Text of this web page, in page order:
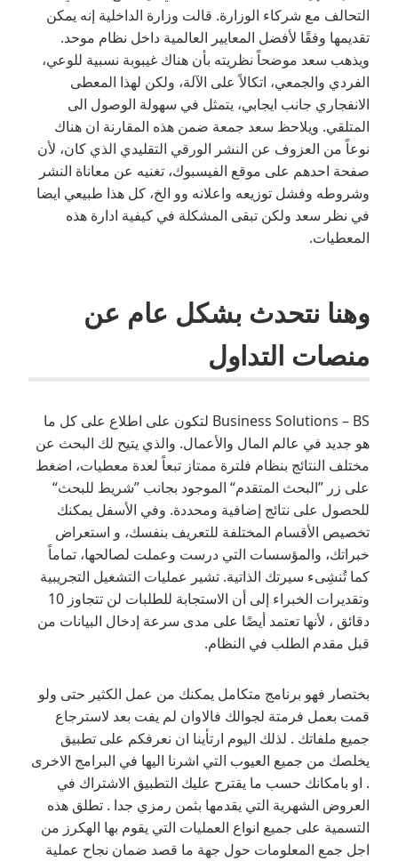
التحالف مع شركاء الوزارة. قالت وزارة الداخلية إنه يمكن
تقديمها وفقًا لأفضل المعايير العالمية داخل نظام موحد.
ويذهب سعد موضحاً نظريته بأن هناك غيبوبة نسبية للوعي،
الفردي والجمعي، اتكالاً على الآلة، ولكن لهذا المعطى
الانفجاري جانب ايجابي، يتمثل في سهولة الوصول الى
المتلقي. ويلاحظ سعد جمعة ضمن هذه المقارنة ان هناك
نوعاً من العزوف عن النشر الورقي التقليدي الذي كان، لأن
صفحة احدهم على موقع الفيسبوك، تغنيه عن معاناة النشر
وشروطه وفشل توزيعه واعلانه وو الخ، كل هذا طبيعي ايضا
في نظر سعد ولكن تبقى المشكلة في كيفية ادارة هذه
المعطيات.
وهنا نتحدث بشكل عام عن
منصات التداول
Business Solutions – BS لتكون على اطلاع على كل ما
هو جديد في عالم المال والأعمال. والذي يتيح لك البحث عن
مختلف النتائج بنظام فلترة ممتاز تبعاً لعدة معطيات، اضغط
على زر ”البحث المتقدم“ الموجود بجانب ”شريط للبحث“
للحصول على نتائج إضافية ومحددة. وفي الأسفل يمكنك
تخصيص الأقسام المختلفة للتعريف بنفسك، و استعراض
خبراتك، والمؤسسات التي درست وعملت لصالحها، تماماً
كما تُنشِىء سيرتك الذاتية. تشير عمليات التشغيل التجريبية
وتقديرات الخبراء إلى أن الاستجابة للطلبات لن تتجاوز 10
دقائق ، لأنها تعتمد أيضًا على مدى سرعة إدخال البيانات من
قبل مقدم الطلب في النظام.
بختصار فهو برنامج متكامل يمكنك من عمل الكثير حتى ولو
قمت بعمل فرمتة لجوالك فالاوان لم يفت بعد لاسترجاع
جميع ملفاتك . لذلك اليوم ارتأينا ان نعرفكم على تطبيق
يخلصك من جميع العيوب التي اشرنا اليها في البرامج الاخرى
. او بامكانك حسب ما يقترح عليك التطبيق الاشتراك في
العروض الشهرية التي يقدمها بثمن رمزي جدا . تطلق هذه
التسمية على جميع انواع العمليات التي يقوم بها الهكرز من
اجل جمع المعلومات حول جهة ما قصد ضمان نجاح عملية